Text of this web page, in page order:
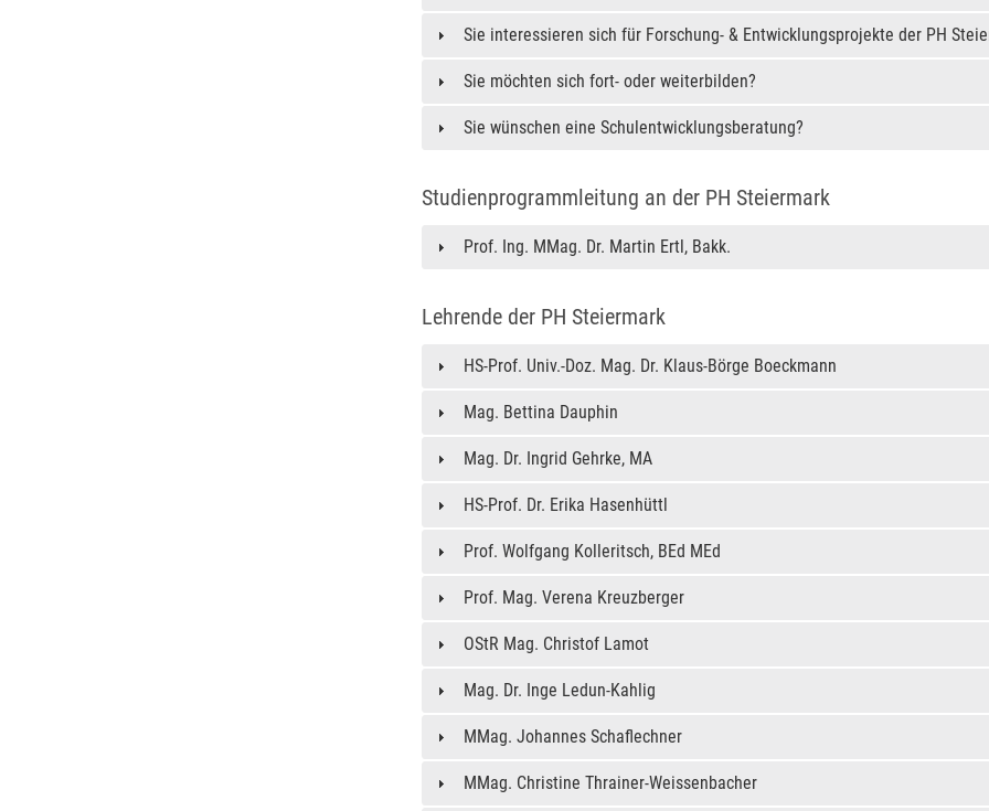
Sie interessieren sich für Forschung- & Entwicklungsprojekte der PH
Sie möchten sich fort- oder weiterbilden?
Sie wünschen eine Schulentwicklungsberatung?
Studienprogrammleitung an der PH Steiermark
Prof. Ing. MMag. Dr. Martin Ertl, Bakk.
Lehrende der PH Steiermark
HS-Prof. Univ.-Doz. Mag. Dr. Klaus-Börge Boeckmann
Mag. Bettina Dauphin
Mag. Dr. Ingrid Gehrke, MA
HS-Prof. Dr. Erika Hasenhüttl
Prof. Wolfgang Kolleritsch, BEd MEd
Prof. Mag. Verena Kreuzberger
OStR Mag. Christof Lamot
Mag. Dr. Inge Ledun-Kahlig
MMag. Johannes Schaflechner
MMag. Christine Thrainer-Weissenbacher